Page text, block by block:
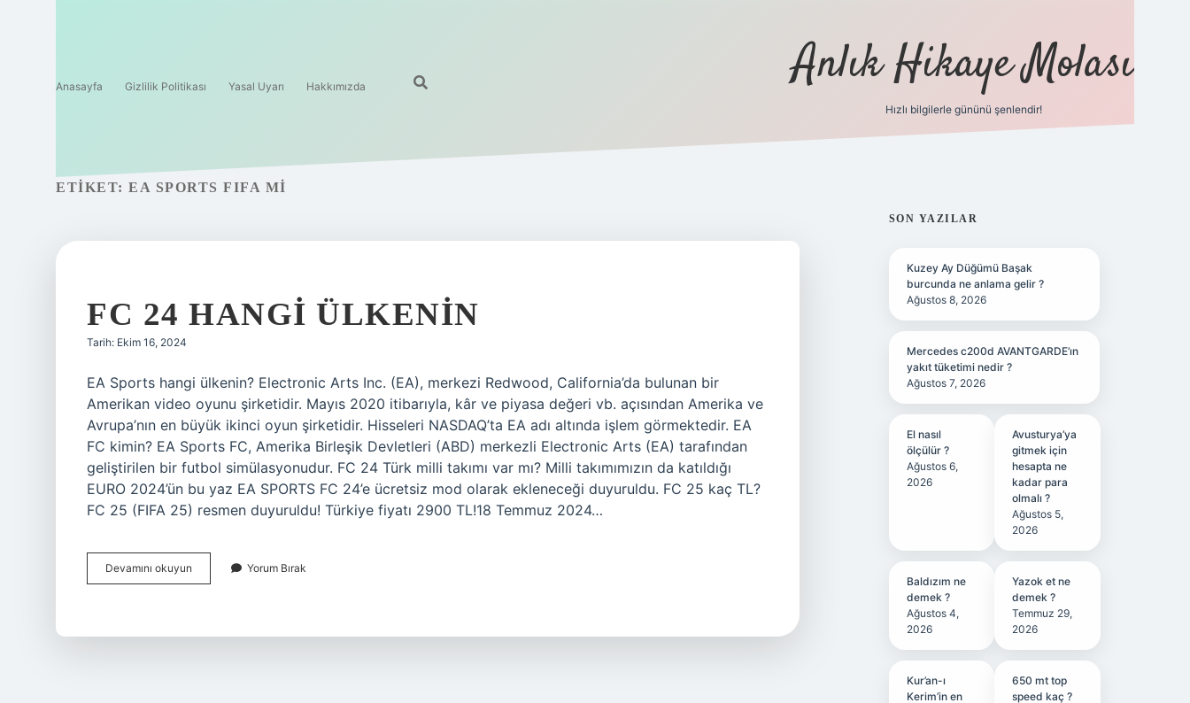
Anasayfa Gizlilik Politikası Yasal Uyarı Hakkımızda Anlık Hikaye Molası
Hızlı bilgilerle gününü şenlendir!
ETIKET: EA SPORTS FIFA MI
FC 24 HANGI ÜLKENIN
Tarih: Ekim 16, 2024
EA Sports hangi ülkenin? Electronic Arts Inc. (EA), merkezi Redwood, California’da bulunan bir
Amerikan video oyunu şirketidir. Mayıs 2020 itibarıyla, kâr ve piyasa değeri vb. açısından Amerika ve
Avrupa’nın en büyük ikinci oyun şirketidir. Hisseleri NASDAQ’ta EA adı altında işlem görmektedir. EA
FC kimin? EA Sports FC, Amerika Birleşik Devletleri (ABD) merkezli Electronic Arts (EA) tarafından
geliştirilen bir futbol simülasyonudur. FC 24 Türk milli takımı var mı? Milli takımımızın da katıldığı
EURO 2024’ün bu yaz EA SPORTS FC 24’e ücretsiz mod olarak ekleneceği duyuruldu. FC 25 kaç TL?
FC 25 (FIFA 25) resmen duyuruldu! Türkiye fiyatı 2900 TL!18 Temmuz 2024…
Devamını okuyun
24
Yorum Bırak
SIDEBAR
SON YAZILAR
Kuzey Ay Düğümü Başak
burcunda ne anlama gelir ?
Ağustos 8, 2026
Mercedes c200d AVANTGARDE’ın
yakıt tüketimi nedir ?
Ağustos 7, 2026
El nasıl
ölçülür ?
Ağustos 6,
2026
Avusturya’ya
gitmek için
hesapta ne
kadar para
olmalı ?
Ağustos 5,
2026
Baldızım ne
demek ?
Ağustos 4,
2026
Yazok et ne
demek ?
Temmuz 29,
2026
Kur’an-ı
Kerim’in en
650 mt top
speed kaç ?